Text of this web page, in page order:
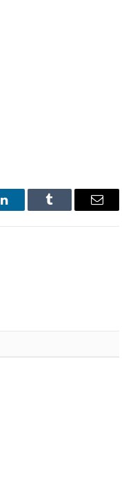
LinkedInTumblr Имэйл